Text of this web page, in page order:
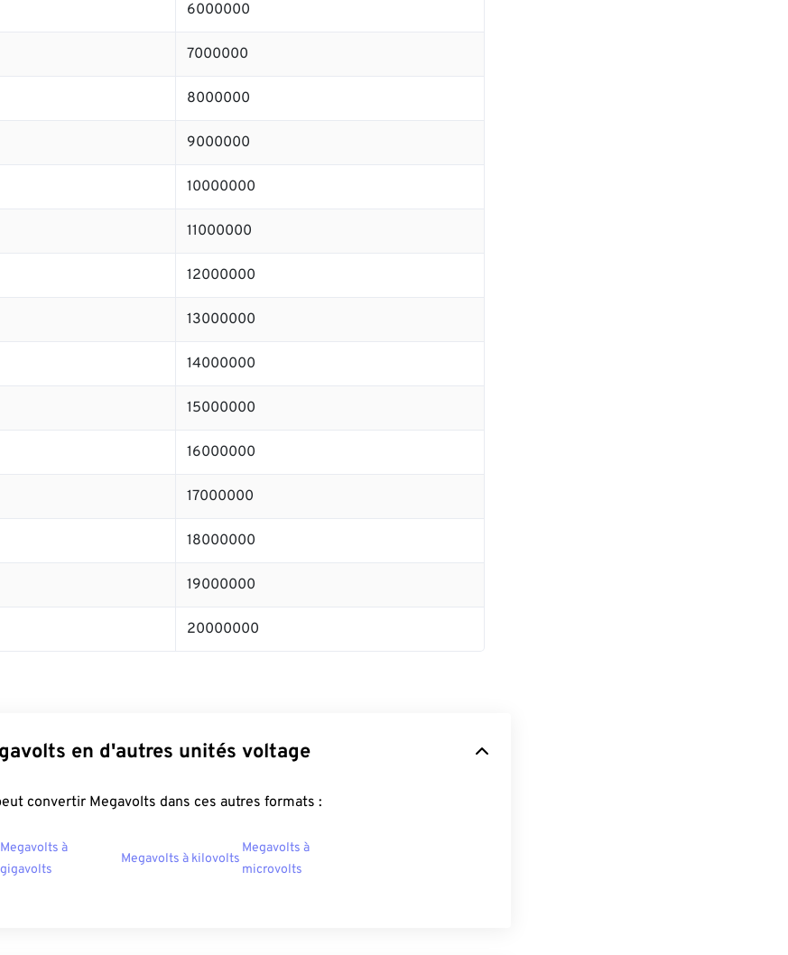
6000000
7000000
8000000
9000000
10000000
11000000
12000000
13000000
14000000
15000000
16000000
17000000
18000000
19000000
20000000
en d'autres unités voltage
convertir Megavolts dans ces autres formats :
Megavolts à
gigavolts
Megavolts à kilovolts
Megavolts à
microvolts